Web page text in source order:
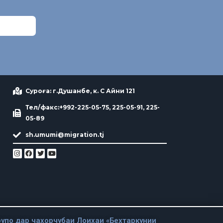
Суроға: г.Душанбе, к. С Айни 121
Тел/факс:+992-225-05-75, 225-05-91, 225-
05-89
sh.umumi@migration.tj
дар чахорчубаи Лоихаи «Бехтаркунии